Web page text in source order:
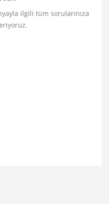
ilgili tüm sorularınıza